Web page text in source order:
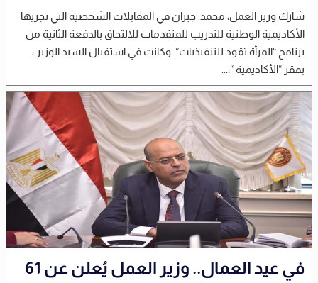
شارك وزير العمل، محمد. جبران في المقابلات الشخصية التي تجريها
الأكاديمية الوطنية للتدريب للمتقدمات للالتحاق بالدفعة الثانية من
برنامج “المرأة تقود للتنفيذيات”..وكانت في استقبال السيد الوزير ،
بمقر “الأكاديمية “،...
في عيد العمال.. وزير العمل يُعلن عن 61